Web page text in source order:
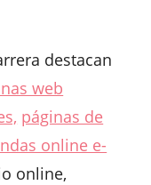
destacan
web
páginas de
online e-
online,